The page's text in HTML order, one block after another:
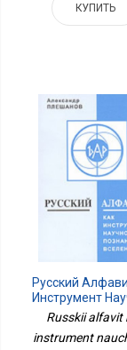
КУПИТЬ
Русский
Инструмент
Познания
Russkii alfavit
instrument